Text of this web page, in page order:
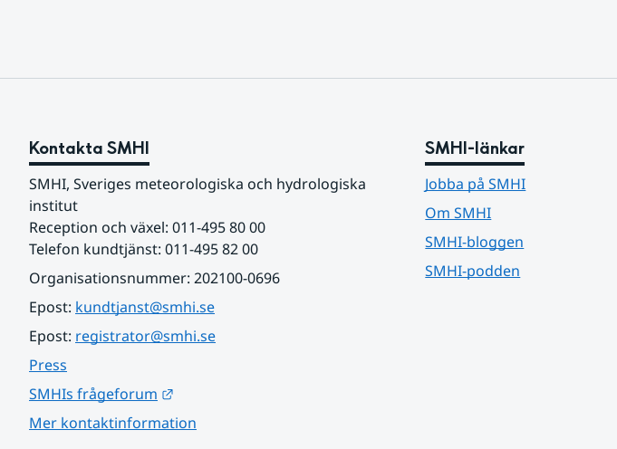
Kontakta SMHI
SMHI, Sveriges meteorologiska och hydrologiska
institut
Reception och växel: 011-495 80 00
Telefon kundtjänst: 011-495 82 00
Organisationsnummer: 202100-0696
Epost: kundtjanst@smhi.se
Epost: registrator@smhi.se
Press
SMHIs frågeforum
Mer kontaktinformation
SMHI-länkar
Jobba på SMHI
Om SMHI
SMHI-bloggen
SMHI-podden